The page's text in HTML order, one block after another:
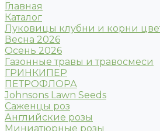
Главная
Каталог
Луковицы клубни и корни
Весна 2026
Осень 2026
Газонные травы и травосмеси
ГРИНКИПЕР
ПЕТРОФЛОРА
Johnsons Lawn Seeds
Саженцы роз
Английские розы
Миниатюрные розы